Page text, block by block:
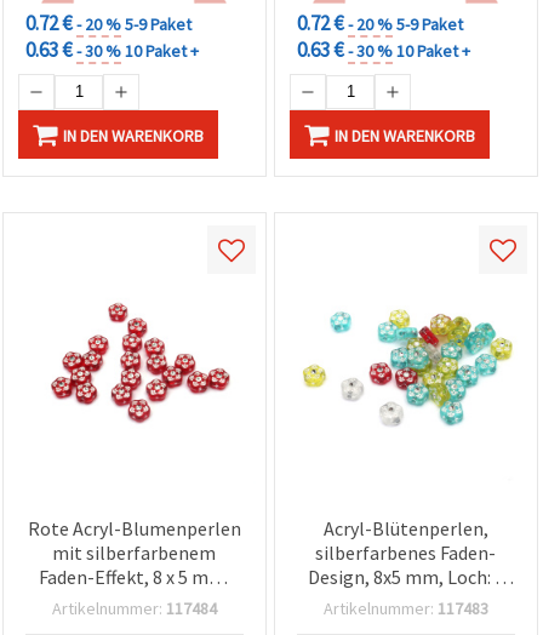
können Sie
jederzeit
ändern
widerrufen.
Impressum
Datenschutzerklärung
Cookie-
Richtlinie
Einstellungen
0.72 €- 20 %5-9 Paket
0.63 €- 30 %10 Paket +
IN DEN WARENKORB
0.72 €- 20 %5-9 Paket
0.63 €- 30 %10 Paket +
IN DEN WARENKORB
Rote Acryl-Blumenperlen
mit silberfarbenem
Faden-Effekt, 8 x 5 mm,
Loch: 1 mm, 20 g (~100
Artikelnummer: 117484
Acryl-Blütenperlen,
silberfarbenes Faden-
Design, 8x5 mm, Loch: 1
mm, transparenter Mix –
Artikelnummer: 117483